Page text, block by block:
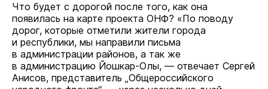
Что будет с дорогой после того, как она
появилась на карте проекта ОНФ? «По поводу
дорог, которые отметили жители города
и республики, мы направили письма
в администрации районов, а так же
в администрацию Йошкар-Олы, — отвечает Сергей
Анисов, представитель „Общероссийского